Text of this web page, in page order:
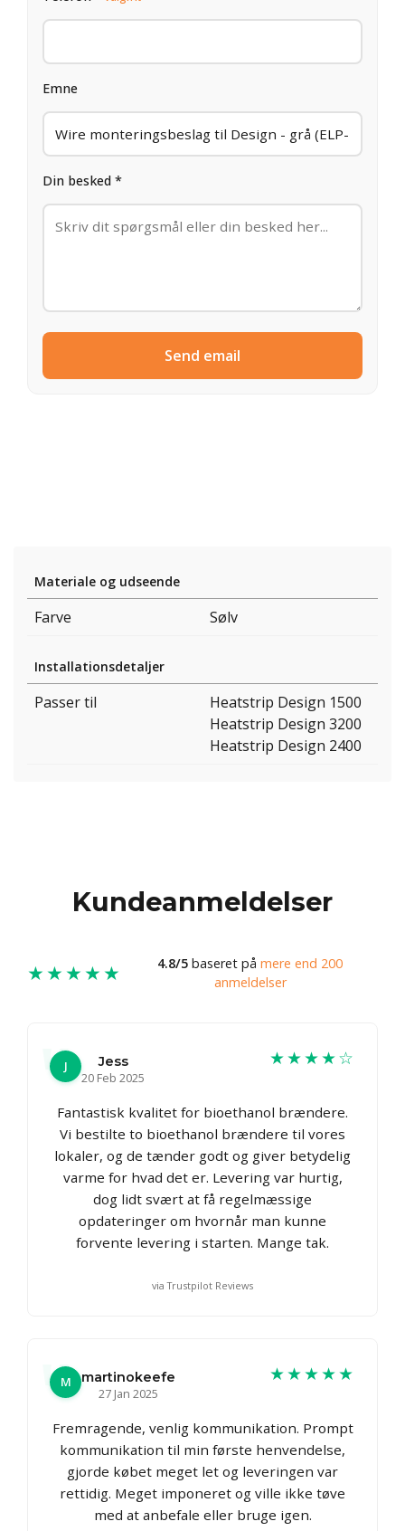
Emne
Din besked *
Send email
Materiale og udseende
Farve Sølv
Installationsdetaljer
Passer til
Heatstrip Design 1500
Heatstrip Design 3200
Heatstrip Design 2400
Kundeanmeldelser
★★★★★ 4.8/5 baseret på mere end 200
anmeldelser
J
Jess
20 Feb 2025
★★★★☆
Fantastisk kvalitet for bioethanol brændere.
Vi bestilte to bioethanol brændere til vores
lokaler, og de tænder godt og giver betydelig
varme for hvad det er. Levering var hurtig,
dog lidt svært at få regelmæssige
opdateringer om hvornår man kunne
forvente levering i starten. Mange tak.
via Trustpilot Reviews
M
martinokeefe
27 Jan 2025
★★★★★
Fremragende, venlig kommunikation. Prompt
kommunikation til min første henvendelse,
gjorde købet meget let og leveringen var
rettidig. Meget imponeret og ville ikke tøve
med at anbefale eller bruge igen.